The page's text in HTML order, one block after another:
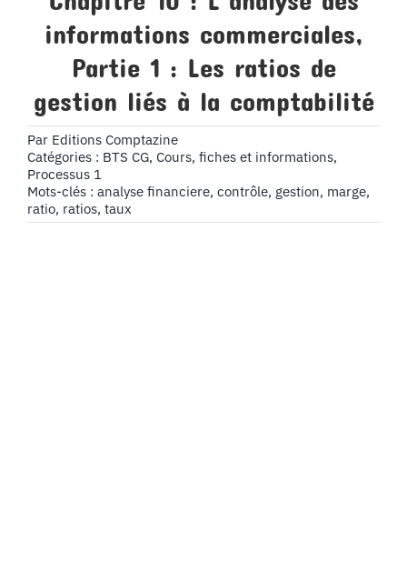
informations commerciales,
Partie 1 : Les ratios de
gestion liés à la comptabilité
Par Editions Comptazine
Catégories : BTS CG, Cours, fiches et informations,
Processus 1
Mots-clés : analyse financiere, contrôle, gestion, marge,
ratio, ratios, taux